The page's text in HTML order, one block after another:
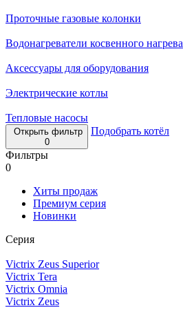
Проточные газовые колонки
Водонагреватели косвенного нагрева
Аксессуары для оборудования
Электрические котлы
Тепловые насосы
Открыть фильтр
0
Подобрать котёл
Фильтры
0
Хиты продаж
Премиум серия
Новинки
Серия
Victrix Zeus Superior
Victrix Tera
Victrix Omnia
Victrix Zeus